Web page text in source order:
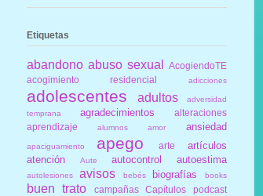
Etiquetas
abandono abuso sexual
AcogiendoTE
acogimiento residencial
adicciones
adolescentes adultos
adversidad
temprana
agradecimientos
alteraciones
aprendizaje
alumnos amor ansiedad
apaciguamiento apego arte
artículos
atención
Aute autocontrol autoestima
autolesiones avisos bebés biografías books
buen trato campañas Capítulos podcast